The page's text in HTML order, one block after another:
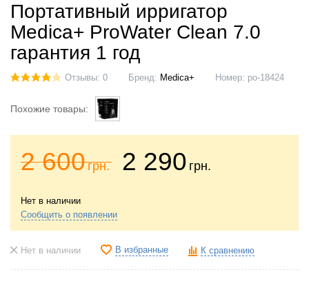
Портативный ирригатор
Medica+ ProWater Clean 7.0
гарантия 1 год
Отзывы: 0 Бренд: Medica+ Номер: po-18424
Похожие товары:
2 600грн. 2 290 грн.
Нет в наличии
Сообщить о появлении
Нет в наличии В избранные К сравнению